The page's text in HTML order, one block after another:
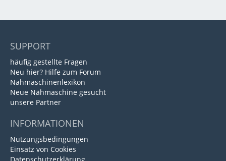
SUPPORT
häufig gestellte Fragen
Neu hier? Hilfe zum Forum
Nähmaschinenlexikon
Neue Nähmaschine gesucht
unsere Partner
INFORMATIONEN
Nutzungsbedingungen
Einsatz von Cookies